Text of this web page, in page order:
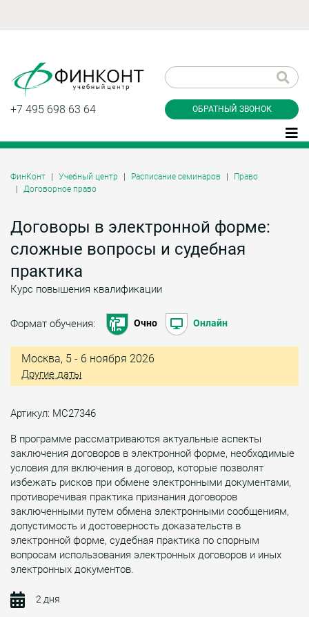
+7 495 698 63 64 ОБРАТНЫЙ ЗВОНОК
ФинКонт Учебный центр Расписание семинаров
Право
Договорное право
Договоры в электронной форме:
сложные вопросы и судебная
практика
Курс повышения квалификации
Формат обучения: Очно Онлайн
Москва, 5 - 6 ноября 2026
Другие даты
Артикул: МС27346
В программе рассматриваются актуальные аспекты
заключения договоров в электронной форме, необходимые
условия для включения в договор, которые позволят
избежать рисков при обмене электронными документами,
противоречивая практика признания договоров
заключенными путем обмена электронными сообщениям,
допустимость и достоверность доказательств в
электронной форме, судебная практика по спорным
вопросам использования электронных договоров и иных
электронных документов.
2 дня
звонок
Даю согласие на обработку персональных
Заказать